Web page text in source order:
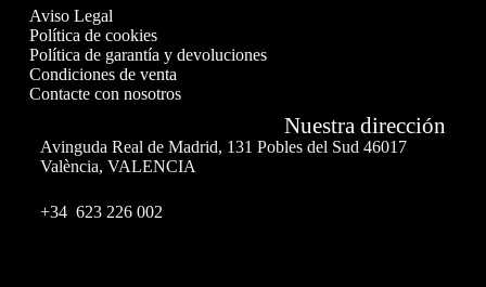
Aviso Legal
Política de cookies
Política de garantía y devoluciones
Condiciones de venta
Contacte con nosotros
Nuestra dirección
Avinguda Real de Madrid, 131 Pobles del Sud 46017
València, VALENCIA
+34 623 226 002